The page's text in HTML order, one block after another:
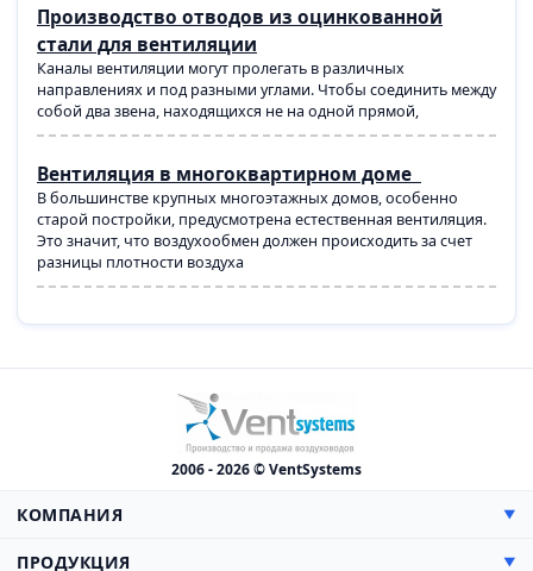
Производство отводов из оцинкованной
стали для вентиляции
Каналы вентиляции могут пролегать в различных
направлениях и под разными углами. Чтобы соединить между
собой два звена, находящихся не на одной прямой,
Вентиляция в многоквартирном доме
В большинстве крупных многоэтажных домов, особенно
старой постройки, предусмотрена естественная вентиляция.
Это значит, что воздухообмен должен происходить за счет
разницы плотности воздуха
2006 - 2026 © VentSystems
КОМПАНИЯ ▼
О компании
ПРОДУКЦИЯ ▼